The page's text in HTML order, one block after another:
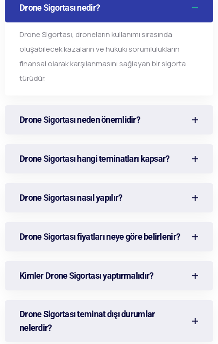
Drone Sigortası nedir?
Drone Sigortası, droneların kullanımı sırasında
oluşabilecek kazaların ve hukuki sorumlulukların
finansal olarak karşılanmasını sağlayan bir sigorta
türüdür.
Drone Sigortası neden önemlidir?
Drone Sigortası hangi teminatları kapsar?
Drone Sigortası nasıl yapılır?
Drone Sigortası fiyatları neye göre belirlenir?
Kimler Drone Sigortası yaptırmalıdır?
Drone Sigortası teminat dışı durumlar
nelerdir?